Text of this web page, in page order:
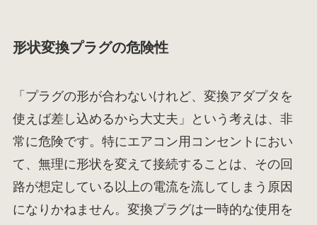
形状変換プラグの危険性
「プラグの形が合わないけれど、変換アダプタを
使えば差し込めるから大丈夫」という考えは、非
常に危険です。特にエアコン用コンセントにおい
て、無理に形状を変えて接続することは、その回
路が想定している以上の電流を流してしまう原因
になりかねません。変換プラグは一時的な使用を